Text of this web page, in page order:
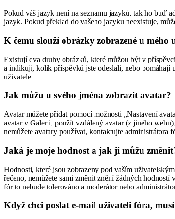
Pokud váš jazyk není na seznamu jazyků, tak ho buď
jazyk. Pokud překlad do vašeho jazyku neexistuje,
K čemu slouží obrázky zobrazené u mého
Existují dva druhy obrázků, které můžou být v
a indikují, kolik příspěvků jste odeslali, nebo pomáhají
uživatele.
Jak můžu u svého jména zobrazit avatar?
Avatar můžete přidat pomocí možnosti „Nastavení
avatar v Galerii, použít vzdálený avatar (z jiného
nemůžete avatary používat, kontaktujte administrátora
Jaká je moje hodnost a jak ji můžu
Hodnosti, které jsou zobrazeny pod vaším
řečeno, nemůžete sami změnit znění žádných
fór to nebude tolerováno a moderátor nebo
Když chci poslat e-mail uživateli fóra,